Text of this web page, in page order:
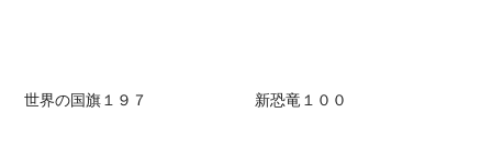
世界の国旗１９７ 新恐竜１００